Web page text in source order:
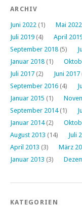
ARCHIV
Juni 2022 (1) Mai 2022
Juli 2019 (4) April
September 2018 (5)
Januar 2018 (1)
Juli 2017 (2) Juni 2017
September 2016 (4)
Januar 2015 (1)
September 2014(1)
Januar 2014(2)
August 2013 (14) Juli
April 2013 (3) März
Januar 2013 (3)
KATEGORIEN